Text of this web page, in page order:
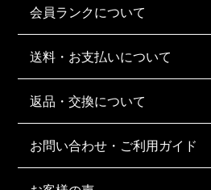
会員ランクについて
送料・お支払いについて
返品・交換について
お問い合わせ・ご利用ガイド